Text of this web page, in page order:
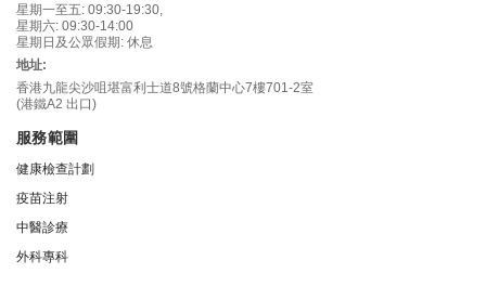
星期一至五: 09:30-19:30,
星期六: 09:30-14:00
星期日及公眾假期: 休息
地址:
香港九龍尖沙咀堪富利士道8號格蘭中心7樓701-2室
(港鐵A2 出口)
服務範圍
健康檢查計劃
疫苗注射
中醫診療
外科專科